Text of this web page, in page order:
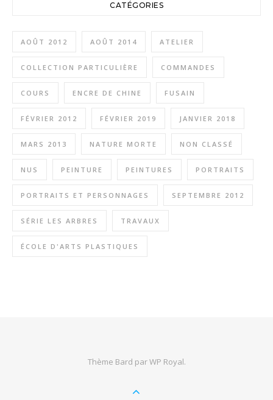
CATÉGORIES
AOÛT 2012 AOÛT 2014 ATELIER
COLLECTION PARTICULIÈRE COMMANDES
COURS ENCRE DE CHINE FUSAIN
FÉVRIER 2012 FÉVRIER 2019 JANVIER 2018
MARS 2013 NATURE MORTE NON CLASSÉ
NUS PEINTURE PEINTURES PORTRAITS
PORTRAITS ET PERSONNAGES SEPTEMBRE 2012
SÉRIE LES ARBRES TRAVAUX
ÉCOLE D'ARTS PLASTIQUES
Thème Bard parWP Royal.